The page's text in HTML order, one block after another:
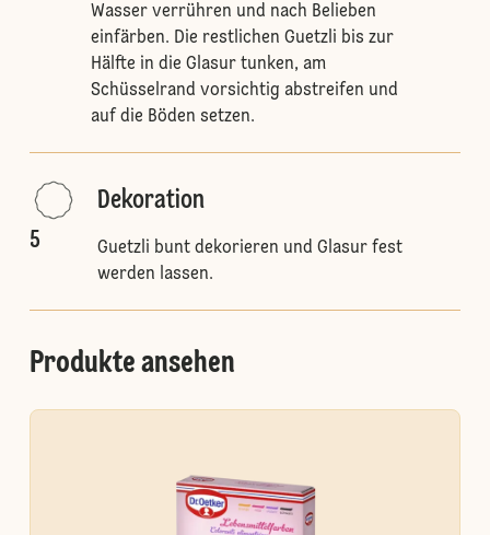
Wasser verrühren und nach Belieben
einfärben. Die restlichen Guetzli bis zur
Hälfte in die Glasur tunken, am
Schüsselrand vorsichtig abstreifen und
auf die Böden setzen.
5
Dekoration
Guetzli bunt dekorieren und Glasur fest
werden lassen.
Produkte ansehen